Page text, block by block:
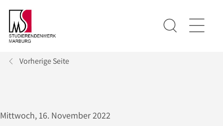
Vorherige Seite
Mittwoch, 16. November 2022